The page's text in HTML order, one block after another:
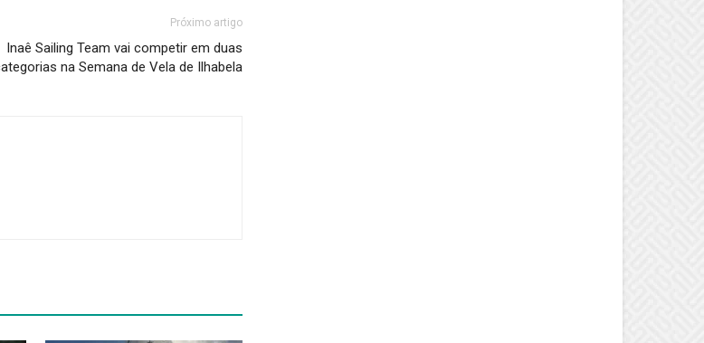
Próximo artigo
Inaê Sailing Team vai competir em duas
na Semana de Vela de Ilhabela